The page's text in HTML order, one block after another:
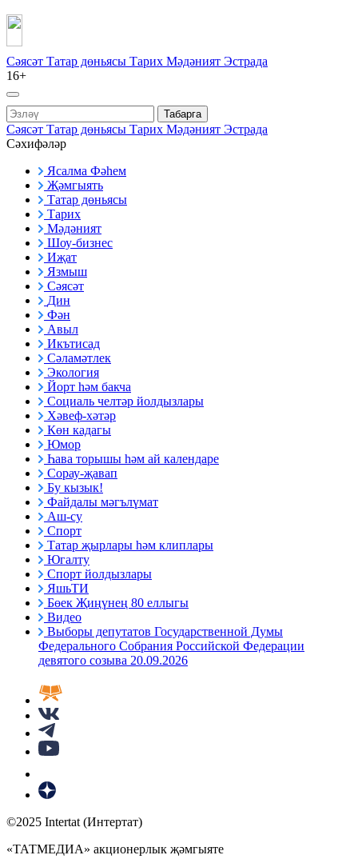
Сәясәт Татар дөньясы Тарих Мәдәният Эстрада
16+
Табарга
Сәясәт Татар дөньясы Тарих Мәдәният Эстрада
Сәхифәләр
Ясалма Фәһем
Җәмгыять
Татар дөньясы
Тарих
Мәдәният
Шоу-бизнес
Иҗат
Язмыш
Сәясәт
Дин
Фән
Авыл
Икътисад
Сәламәтлек
Экология
Йорт һәм бакча
Социаль челтәр йолдызлары
Хәвеф-хәтәр
Көн кадагы
Юмор
Һава торышы һәм ай календаре
Сорау-җавап
Бу кызык!
Файдалы мәгълүмат
Аш-су
Спорт
Татар җырлары һәм клиплары
Югалту
Спорт йолдызлары
ЯшьТИ
Бөек Җиңүнең 80 еллыгы
Видео
Выборы депутатов Государственной Думы
Федерального Собрания Российской Федерации
девятого созыва 20.09.2026
©2025 Intertat (Интертат)
«ТАТМЕДИА» акционерлык җәмгыяте